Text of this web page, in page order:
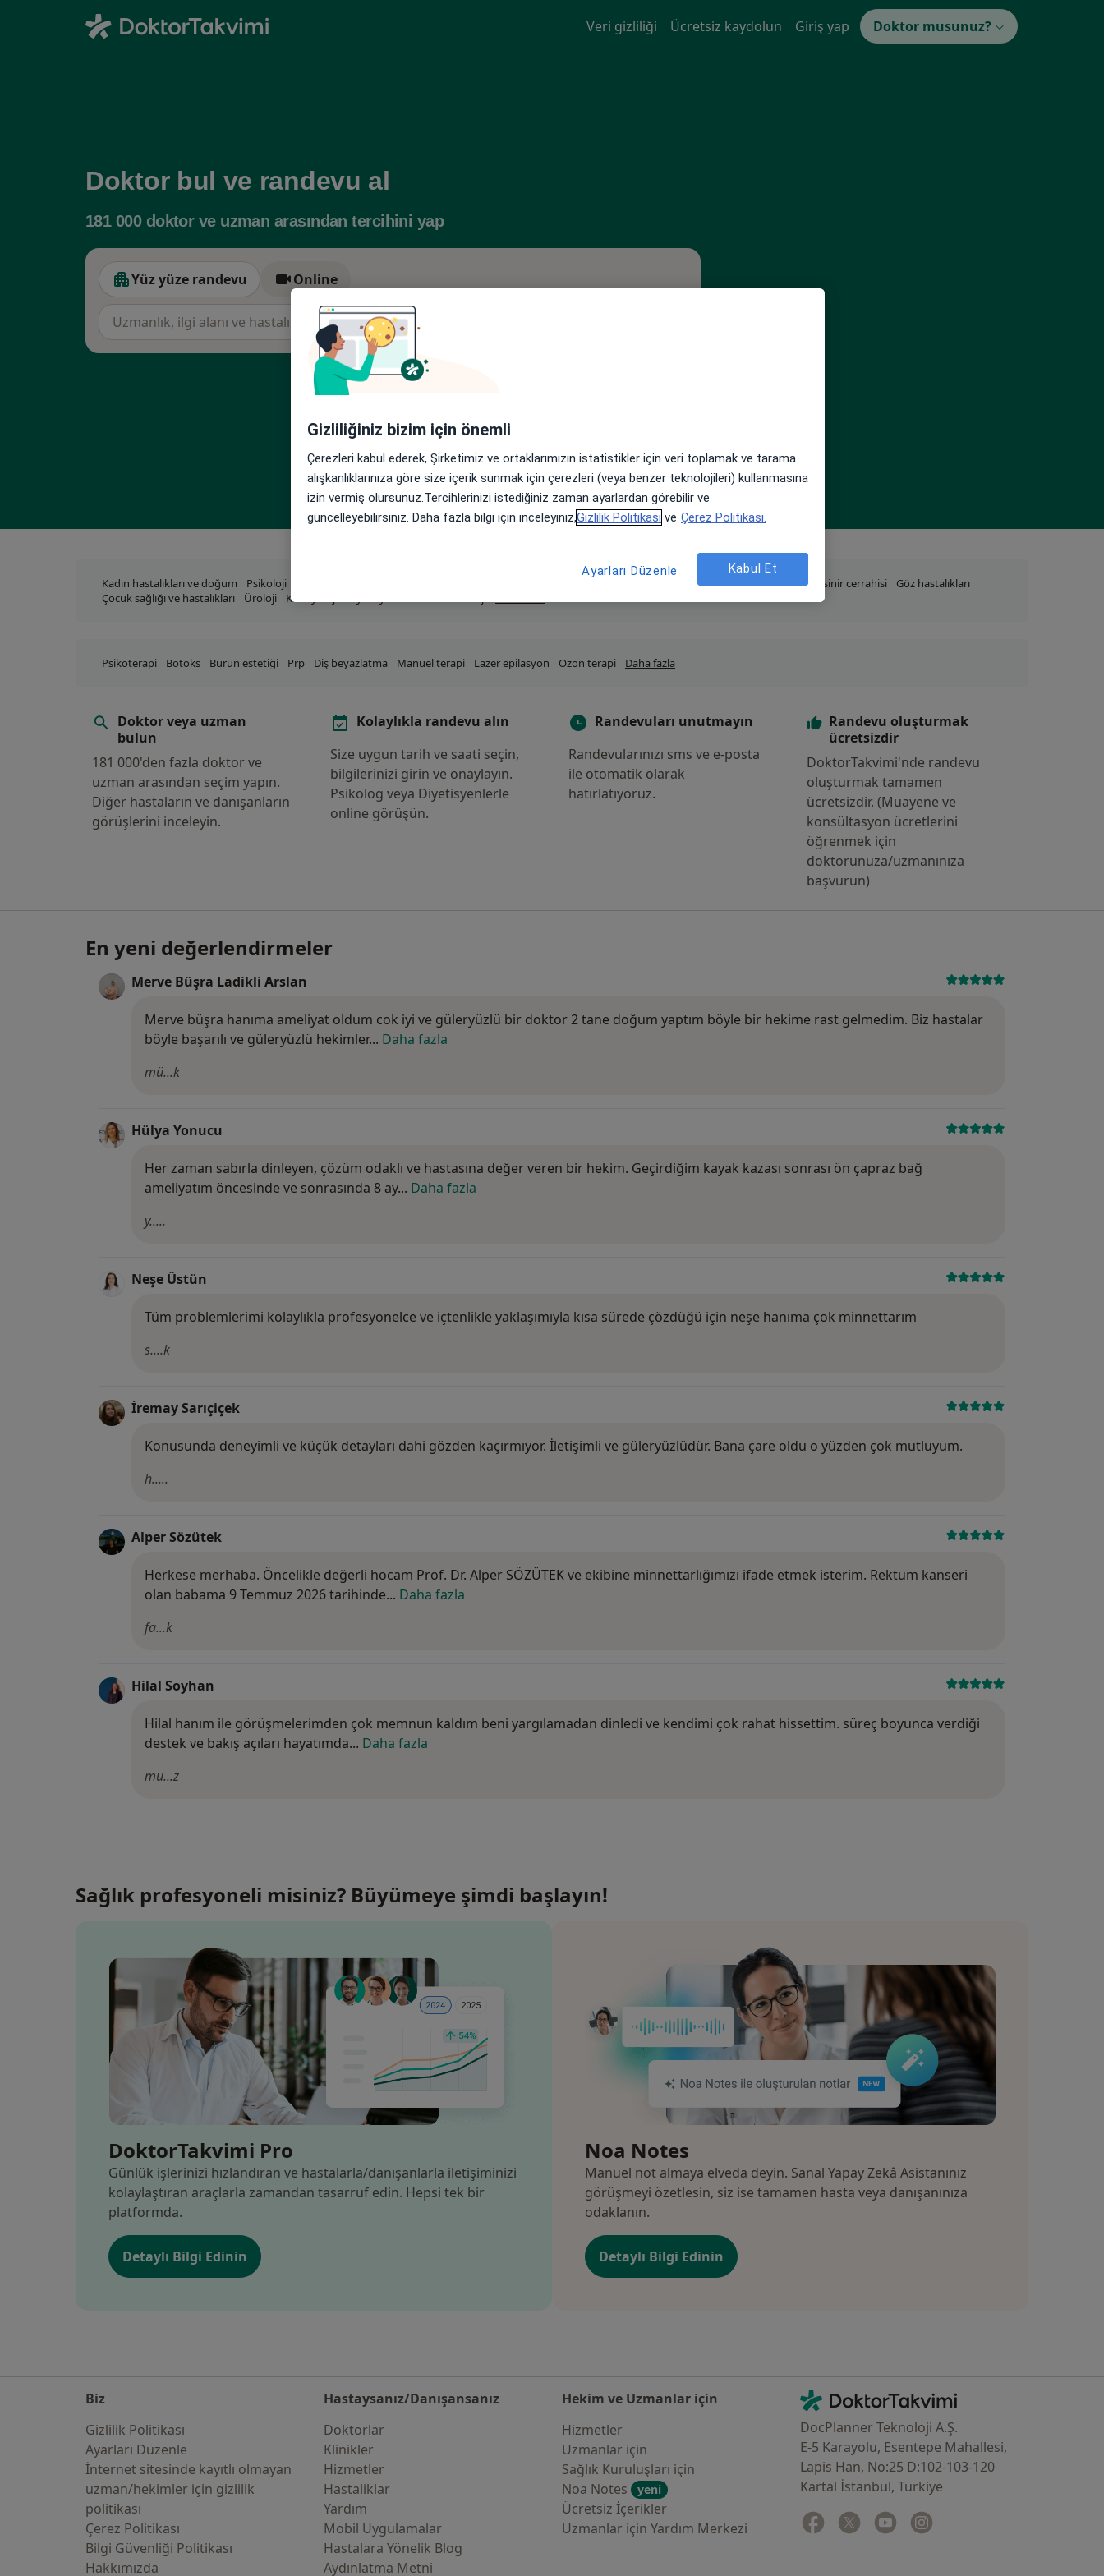
Veri gizliliği Ücretsiz kaydolun Giriş yap Doktor musunuz?
Doktor bul ve randevu al
181 000 doktor ve uzman arasından tercihini yap
Yüz yüze randevu
Yüz yüze randevu Online
Online
Uzmanlık, ilgi alanı ve hastalık, isimörnek: İstanbul
Kadın hastalıkları ve doğum Psikoloji Dermatoloji Psikiyatri Beyin ve sinir cerrahisi
Göz hastalıkları
Çocuk sağlığı ve hastalıkları
Üroloji Kardiyoloji
Psikoterapi Botoks Burun estetiği Prp Diş beyazlatma Manuel terapi Lazer epilasyon Ozon terapi
Daha fazla
Doktor veya uzman
bulun
181 000'den fazla doktor ve
uzman arasından seçim yapın.
Diğer hastaların ve danışanların
görüşlerini inceleyin.
Kolaylıkla randevu alın
Size uygun tarih ve saati seçin,
bilgilerinizi girin ve onaylayın.
Psikolog veya Diyetisyenlerle
online görüşün.
Randevuları unutmayın
Randevularınızı sms ve e-posta
ile otomatik olarak
hatırlatıyoruz.
Randevu oluşturmak
ücretsizdir
DoktorTakvimi'nde randevu
oluşturmak tamamen
ücretsizdir. (Muayene ve
konsültasyon ücretlerini
öğrenmek için
doktorunuza/uzmanınıza
başvurun)
En yeni değerlendirmeler
Merve Büşra Ladikli Arslan Puan: 5
Merve büşra hanıma ameliyat oldum cok iyi ve güleryüzlü bir doktor 2 tane doğum yaptım böyle bir hekime rast gelmedim. Biz hastalar
böyle başarılı ve güleryüzlü hekimler... Daha fazla
mü...k
Hülya Yonucu Puan: 5
Her zaman sabırla dinleyen, çözüm odaklı ve hastasına değer veren bir hekim. Geçirdiğim kayak kazası sonrası ön çapraz bağ
ameliyatım öncesinde ve sonrasında 8 ay... Daha fazla
y.....
Neşe Üstün Puan: 5
Tüm problemlerimi kolaylıkla profesyonelce ve içtenlikle yaklaşımıyla kısa sürede çözdüğü için neşe hanıma çok minnettarım
s....k
İremay Sarıçiçek Puan: 5
Konusunda deneyimli ve küçük detayları dahi gözden kaçırmıyor. İletişimli ve güleryüzlüdür. Bana çare oldu o yüzden çok mutluyum.
h.....
Alper Sözütek Puan: 5
Herkese merhaba. Öncelikle değerli hocam Prof. Dr. Alper SÖZÜTEK ve ekibine minnettarlığımızı ifade etmek isterim. Rektum kanseri
olan babama 9 Temmuz 2026 tarihinde... Daha fazla
fa...k
Hilal Soyhan Puan: 5
Hilal hanım ile görüşmelerimden çok memnun kaldım beni yargılamadan dinledi ve kendimi çok rahat hissettim. süreç boyunca verdiği
destek ve bakış açıları hayatımda... Daha fazla
mu...z
Sağlık profesyoneli misiniz? Büyümeye şimdi başlayın!
DoktorTakvimi Pro
Günlük işlerinizi hızlandıran ve hastalarla/danışanlarla iletişiminizi
kolaylaştıran araçlarla zamandan tasarruf edin. Hepsi tek bir
platformda.
Detaylı Bilgi Edinin
Noa Notes
Manuel not almaya elveda deyin. Sanal Yapay Zekâ Asistanınız
görüşmeyi özetlesin, siz ise tamamen hasta veya danışanınıza
odaklanın.
Detaylı Bilgi Edinin
Biz
Gizlilik Politikası
Ayarları Düzenle
İnternet sitesinde kayıtlı olmayan
uzman/hekimler i̇çin gizlilik
politikası
Çerez Politikası
Bilgi Güvenliği Politikası
Hakkımızda
Hastaysanız/Danışansanız
Doktorlar
Klinikler
Hizmetler
Hastaliklar
Yardım
Mobil Uygulamalar
Hastalara Yönelik Blog
Aydınlatma Metni
Hekim ve Uzmanlar için
Hizmetler
Uzmanlar için
Sağlık Kuruluşları için
Noa Notes
yeni
Ücretsiz İçerikler
Uzmanlar için Yardım Merkezi
İletişim
DoktorTakvimi - Ana Sayfa
DocPlanner Teknoloji A.Ş.
E-5 Karayolu, Esentepe Mahallesi,
Lapis Han, No:25 D:102-103-120
Kartal İstanbul, Türkiye
Facebook
yeni bir sekmede açılır
Twitter
yeni bir sekmede açılır
Youtube
yeni bir sekmede açılır
Gizliliğiniz bizim için önemli
Çerezleri kabul ederek, Şirketimiz ve ortaklarımızın istatistikler için veri toplamak ve tarama
alışkanlıklarınıza göre size içerik sunmak için çerezleri (veya benzer teknolojileri) kullanmasına
izin vermiş olursunuz.Tercihlerinizi istediğiniz zaman ayarlardan görebilir ve
güncelleyebilirsiniz. Daha fazla bilgi için inceleyiniz,Gizlilik Politikası ve Çerez Politikası.
Ayarları Düzenle Kabul Et